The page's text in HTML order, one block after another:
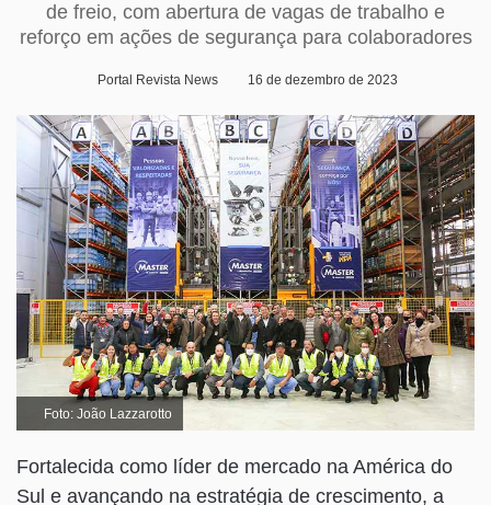
de freio, com abertura de vagas de trabalho e
reforço em ações de segurança para colaboradores
Portal Revista News 16 de dezembro de 2023
Foto: João Lazzarotto
Fortalecida como líder de mercado na América do
Sul e avançando na estratégia de crescimento, a